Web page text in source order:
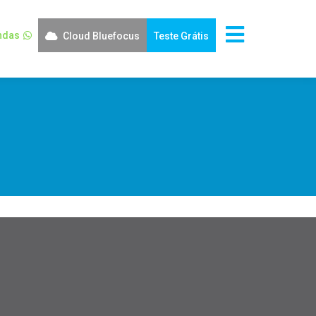
Cloud Bluefocus Teste Grátis